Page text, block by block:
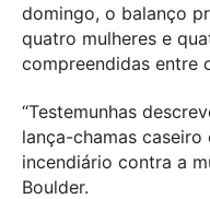
domingo, o balanço
quatro mulheres e
compreendidas entre
“Testemunhas
lança-chamas
incendiário contra a
Boulder.